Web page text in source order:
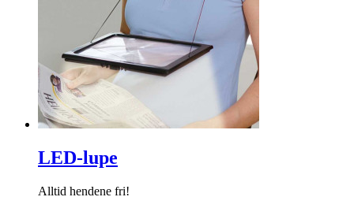
LED-lupe
Alltid hendene fri!